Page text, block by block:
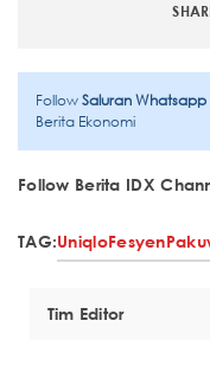
FollowSaluran
Berita Ekonomi
Follow Berita IDX
TAG:UniqloFesyen
Tim Editor